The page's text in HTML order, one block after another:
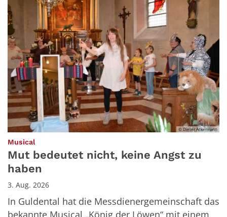
© Dieter Ackermann
Musical:
Mut bedeutet nicht, keine Angst zu
haben
3. Aug. 2026
In Guldental hat die Messdienergemeinschaft das
bekannte Musical „König der Löwen“ mit einem